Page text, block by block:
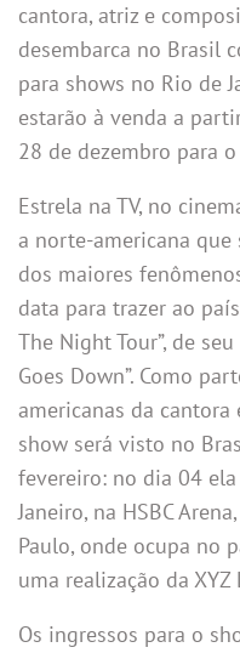
cantora, atriz e
desembarca no Brasil
para shows no Rio de
estarão à venda a
28 de dezembro para
Estrela na TV, no
a norte-americana que
dos maiores
data para trazer ao
The Night Tour”, de
Goes Down”. Como
americanas da cantora
show será visto no
fevereiro: no dia 04
Janeiro, na HSBC
Paulo, onde ocupa no
uma realização da XYZ
Os ingressos para o